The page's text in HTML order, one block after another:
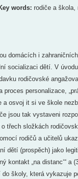
words: rodiče a škola,
domácích i
socializaci dětí. V
rodičovské
proces personalizace,
a osvoj it si ve škole
jsou tak vystaveni
třech složkách
rodičů a učitelů
dětí (prospěch) jako
kontakt „na distanc‘“
školy, která vykazuje